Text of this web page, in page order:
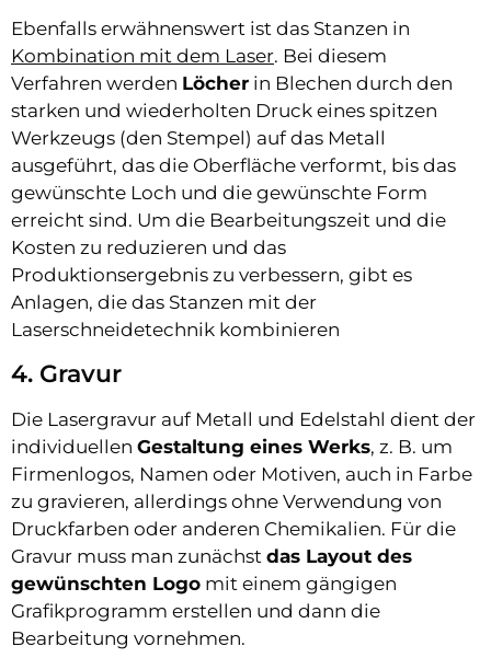
Ebenfalls erwähnenswert ist das Stanzen in
Kombination mit dem Laser. Bei diesem
Verfahren werden Löcher in Blechen durch den
starken und wiederholten Druck eines spitzen
Werkzeugs (den Stempel) auf das Metall
ausgeführt, das die Oberfläche verformt, bis das
gewünschte Loch und die gewünschte Form
erreicht sind. Um die Bearbeitungszeit und die
Kosten zu reduzieren und das
Produktionsergebnis zu verbessern, gibt es
Anlagen, die das Stanzen mit der
Laserschneidetechnik kombinieren
4. Gravur
Die Lasergravur auf Metall und Edelstahl dient der
individuellen Gestaltung eines Werks, z. B. um
Firmenlogos, Namen oder Motiven, auch in Farbe
zu gravieren, allerdings ohne Verwendung von
Druckfarben oder anderen Chemikalien. Für die
Gravur muss man zunächst das Layout des
gewünschten Logo mit einem gängigen
Grafikprogramm erstellen und dann die
Bearbeitung vornehmen.